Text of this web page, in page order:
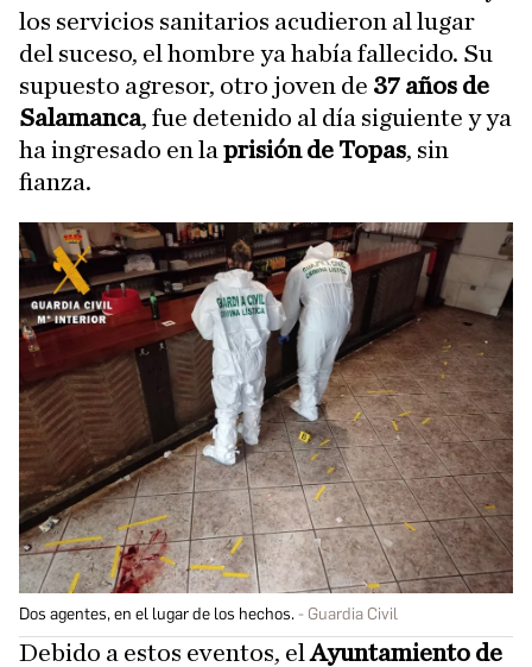
los servicios sanitarios acudieron al lugar
del suceso, el hombre ya había fallecido. Su
supuesto agresor, otro joven de 37 años de
Salamanca, fue detenido al día siguiente y ya
ha ingresado en la prisión de Topas, sin
fianza.
Dos agentes, en el lugar de los hechos. Guardia Civil
Debido a estos eventos, elAyuntamiento de